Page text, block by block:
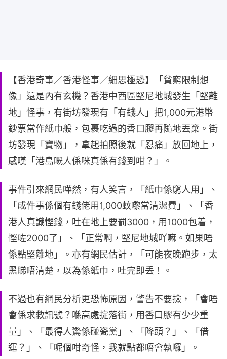
【香港奇事／香港怪事／細思極恐】「貧窮限制想
像」還是內有玄機？香港中西區堅尼地城發生「堅離
地」怪事，有街坊發現有「有錢人」把1,000元港幣
鈔票當作紙巾般，包裹吃過的香口膠再隨地丟棄。街
坊發現「寶物」，拿起拍照後就「忍痛」放回地上，
感嘆「港島嘅人係咪真係有錢到咁？」。
事件引來網民嘩然，有人笑言，「紙巾係窮人用」、
「成件事係個有錢佬用1,000蚊嚟當清潔費」、「香
港人真識慳錢，吐在地上要罰3000，用1000包着，
慳咗2000了」、「正常啊，堅尼地城吖嘛。如果唔
係點堅離地」。亦有網民估計，「可能夜晚跑步，太
黑睇唔清楚，以為係紙巾，吐完即丢！。
不過也有網民分析更恐怖原因，警告不要撿，「會唔
會係求救訊號？喺高處掟落街，用香口膠有少少重
量」、「最得人驚係碰瓷黨」、「降頭？」、「借
運？」、「呢個咁奇怪，我就點都唔會執囉」。